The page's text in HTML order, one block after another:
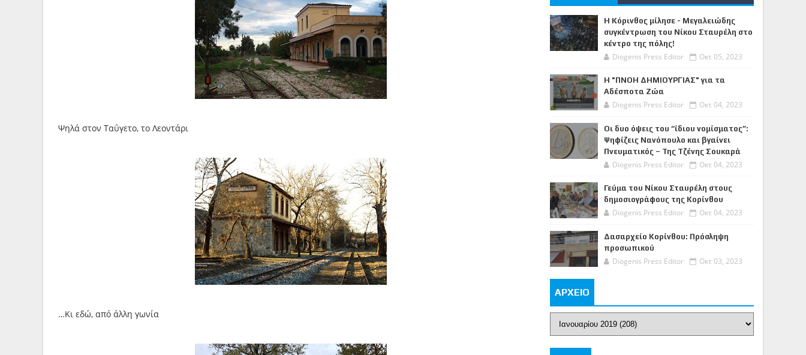
Ψηλά στον Ταΰγετο, το Λεοντάρι
…Κι εδώ, από άλλη γωνία
Η Κόρινθος μίλησε - Μεγαλειώδης
συγκέντρωση του Νίκου Σταυρέλη στο
κέντρο της πόλης!
Diogenis Press Editor Οκτ 05, 2023
Η "ΠΝΟΗ ΔΗΜΙΟΥΡΓΙΑΣ" για τα
Αδέσποτα Ζώα
Diogenis Press Editor Οκτ 04, 2023
Οι δυο όψεις του “ίδιου νομίσματος”:
Ψηφίζεις Νανόπουλο και βγαίνει
Πνευματικός – Της Τζένης Σουκαρά
Diogenis Press Editor Οκτ 04, 2023
Γεύμα του Νίκου Σταυρέλη στους
δημοσιογράφους της Κορίνθου
Diogenis Press Editor Οκτ 04, 2023
Δασαρχείο Κορίνθου: Πρόσληψη
προσωπικού
Diogenis Press Editor Οκτ 03, 2023
ΑΡΧΕΙΟ